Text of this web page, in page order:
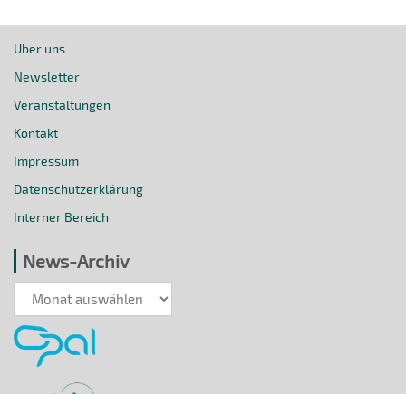
Über uns
Newsletter
Veranstaltungen
Kontakt
Impressum
Datenschutzerklärung
Interner Bereich
News-Archiv
News-
Archiv